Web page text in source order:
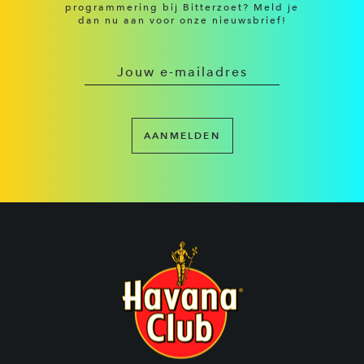
programmering bij Bitterzoet? Meld je
dan nu aan voor onze nieuwsbrief!
AANMELDEN